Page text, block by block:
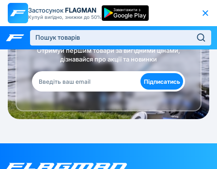
Застосунок FLAGMAN
Купуй вигідно, знижки до 50%
Завантажити з
Google Play
Будь в курсі!
Отримуй першим товари за вигідними цінами,
дізнавайся про акції та новинки
Підписатись